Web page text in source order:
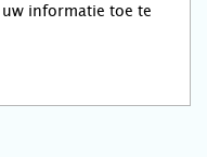
informatie toe te